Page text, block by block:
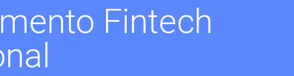
Fintech